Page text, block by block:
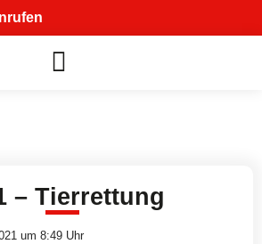
– Tierrettung
um 8:49 Uhr